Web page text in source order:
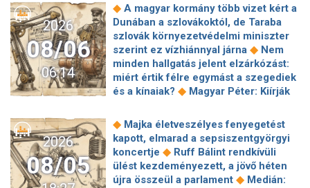
2026
08/06
06:14
◆ A magyar kormány több vizet kért a
Dunában a szlovákoktól, de Taraba
szlovák környezetvédelmi miniszter
szerint ez vízhiánnyal járna ◆ Nem
minden hallgatás jelent elzárkózást:
miért értik félre egymást a szegediek
és a kínaiak? ◆ Magyar Péter: Kiírják
projektekben magyar állami
tulajdonrészt fognak előírni ◆Orbán
Gáspár hatszor repült honvédségi
gépen Csádba és Nigerbe◆Ismert
magyar utazási iroda ment csődbe,
2026
08/05
◆ Majka életveszélyes fenyegetést
kapott, elmarad a sepsiszentgyörgyi
koncertje ◆ Ruff Bálint rendkívüli
ülést kezdeményezett, a jövő héten
újra összeül a parlament ◆ Medián: